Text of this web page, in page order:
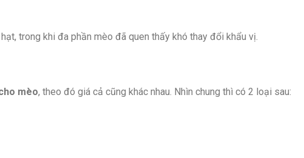
trong khi đa phần mèo đã quen thấy khó thay đổi khẩu vị.
mèo, theo đó giá cả cũng khác nhau. Nhìn chung thì có 2 loại sau: